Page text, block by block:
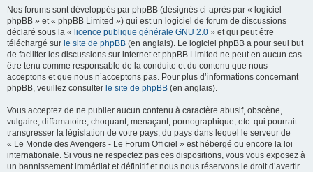
Nos forums sont développés par phpBB (désignés ci-après par « logiciel
phpBB » et « phpBB Limited ») qui est un logiciel de forum de discussions
déclaré sous la « licence publique générale GNU 2.0 » et qui peut être
téléchargé sur le site de phpBB (en anglais). Le logiciel phpBB a pour seul but
de faciliter les discussions sur internet et phpBB Limited ne peut en aucun cas
être tenu comme responsable de la conduite et du contenu que nous
acceptons et que nous n’acceptons pas. Pour plus d’informations concernant
phpBB, veuillez consulter le site de phpBB (en anglais).
Vous acceptez de ne publier aucun contenu à caractère abusif, obscène,
vulgaire, diffamatoire, choquant, menaçant, pornographique, etc. qui pourrait
transgresser la législation de votre pays, du pays dans lequel le serveur de
« Le Monde des Avengers - Le Forum Officiel » est hébergé ou encore la loi
internationale. Si vous ne respectez pas ces dispositions, vous vous exposez à
un bannissement immédiat et définitif et nous nous réservons le droit d’avertir